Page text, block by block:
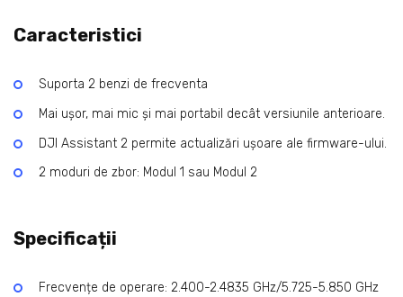
Caracteristici
Suporta 2 benzi de frecventa
Mai ușor, mai mic și mai portabil decât versiunile anterioare.
DJI Assistant 2 permite actualizări ușoare ale firmware-ului.
2 moduri de zbor: Modul 1 sau Modul 2
Specificații
Frecvențe de operare: 2.400-2.4835 GHz/5.725-5.850 GHz